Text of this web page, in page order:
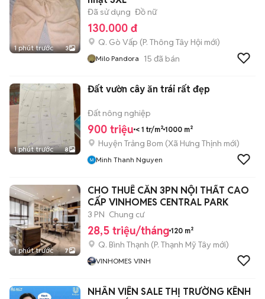
1 phút trước 3
Đã sử dụng Đồ nữ
130.000 đ
Q. Gò Vấp (P. Thông Tây Hội mới)
Milo Pandora 15 đã bán
1 phút trước 8
Đất vườn cây ăn trái rất đẹp
Đất nông nghiệp
900 triệu < 1 tr/m² 1000 m²
Huyện Trảng Bom (Xã Hưng Thịnh mới)
Minh Thanh Nguyen
1 phút trước 7
CHO THUÊ CĂN 3PN NỘI THẤT CAO
CẤP VINHOMES CENTRAL PARK
3 PN Chung cư
28,5 triệu/tháng 120 m²
Q. Bình Thạnh (P. Thạnh Mỹ Tây mới)
VINHOMES VINH
NHÂN VIÊN SALE THỊ TRƯỜNG KÊNH